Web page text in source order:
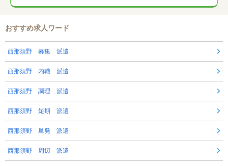
おすすめ求人ワード
西那須野 募集 派遣
西那須野 内職 派遣
西那須野 調理 派遣
西那須野 短期 派遣
西那須野 単発 派遣
西那須野 周辺 派遣